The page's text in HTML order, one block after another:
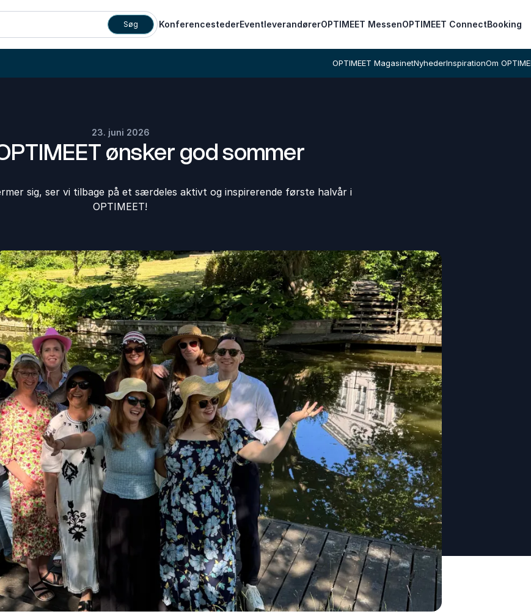
Søg KonferencestederEventleverandørerOPTIMEET MessenOPTIMEET ConnectBooking
OPTIMEET MagasinetNyhederInspirationOm
23. juni 2026
ønsker god sommer
sig, ser vi tilbage på et særdeles aktivt og inspirerende første halvår i
OPTIMEET!